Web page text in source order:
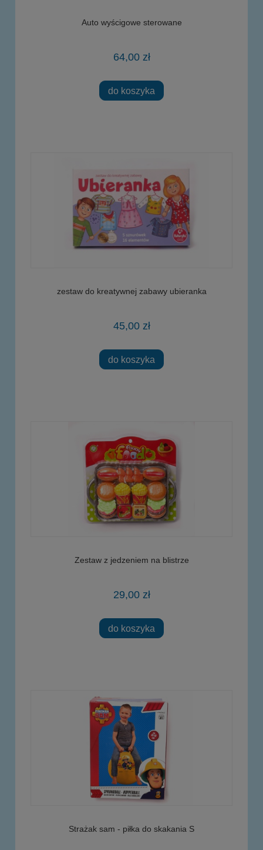
Auto wyścigowe sterowane
64,00 zł
do koszyka
zestaw do kreatywnej zabawy ubieranka
45,00 zł
do koszyka
Zestaw z jedzeniem na blistrze
29,00 zł
do koszyka
Strażak sam - piłka do skakania S